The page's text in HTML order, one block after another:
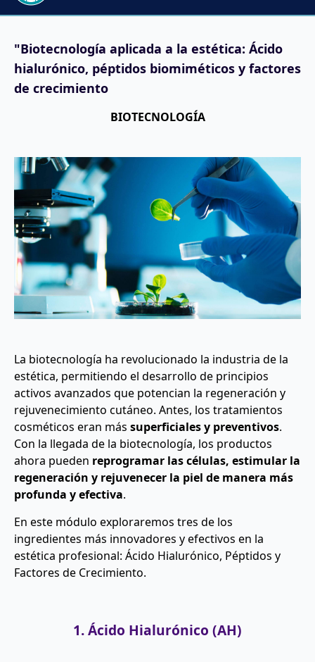
"Biotecnología aplicada a la estética: Ácido
hialurónico, péptidos biomiméticos y factores
de crecimiento
BIOTECNOLOGÍA
La biotecnología ha revolucionado la industria de la
estética, permitiendo el desarrollo de principios
activos avanzados que potencian la regeneración y
rejuvenecimiento cutáneo. Antes, los tratamientos
cosméticos eran más superficiales y preventivos.
Con la llegada de la biotecnología, los productos
ahora pueden reprogramar las células, estimular la
regeneración y rejuvenecer la piel de manera más
profunda y efectiva.
En este módulo exploraremos tres de los
ingredientes más innovadores y efectivos en la
estética profesional: Ácido Hialurónico, Péptidos y
Factores de Crecimiento.
1. Ácido Hialurónico (AH)